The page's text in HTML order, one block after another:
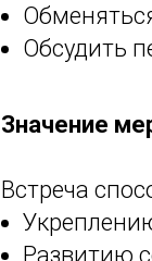
Обсудить
Значение
Встреча
Развитию